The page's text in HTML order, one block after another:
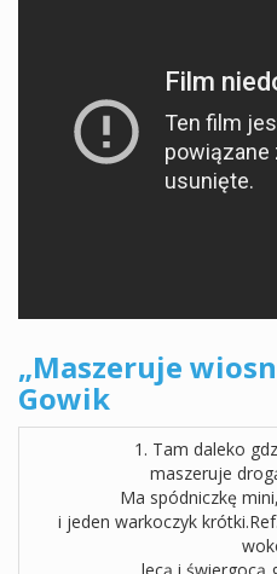
„Maszeruje
Gowik
1. Tam daleko
maszeruje
Ma spódniczkę
i jeden warkoczyk